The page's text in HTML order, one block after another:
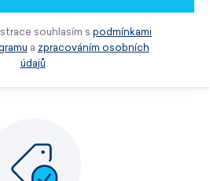
souhlasím s podmínkami
a zpracováním osobních
údajů.